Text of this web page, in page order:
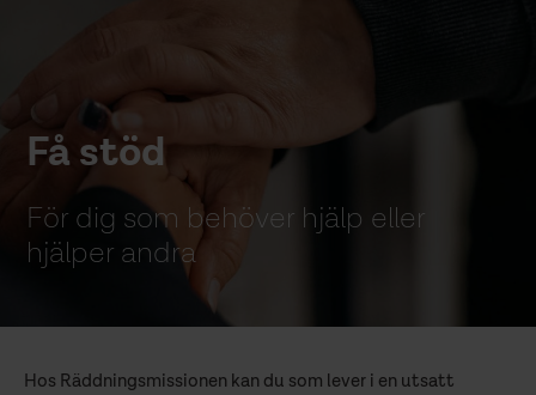
Få stöd
För dig som behöver hjälp eller
hjälper andra
Hos Räddningsmissionen kan du som lever i en utsatt